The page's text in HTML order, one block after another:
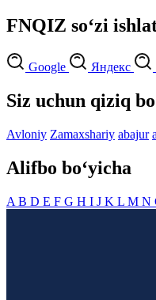
FNQIZ so‘zi
Google Яндекс
Siz uchun qiziq
Avloniy Zamaxshariy abajur
Alifbo bo‘yicha
A B D E F G H I J K L M N